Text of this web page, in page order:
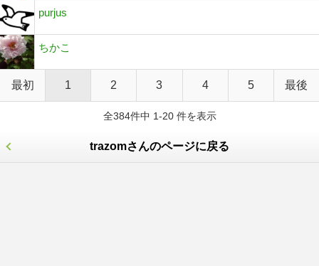
purjus
ちかこ
最初 1 2 3 4 5 最後
全384件中 1-20 件を表示
trazomさんのページに戻る